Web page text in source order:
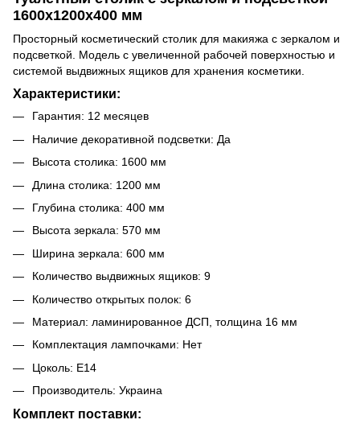
1600х1200х400 мм
Просторный косметический столик для макияжа с зеркалом и
подсветкой. Модель с увеличенной рабочей поверхностью и
системой выдвижных ящиков для хранения косметики.
Характеристики:
Гарантия: 12 месяцев
Наличие декоративной подсветки: Да
Высота столика: 1600 мм
Длина столика: 1200 мм
Глубина столика: 400 мм
Высота зеркала: 570 мм
Ширина зеркала: 600 мм
Количество выдвижных ящиков: 9
Количество открытых полок: 6
Материал: ламинированное ДСП, толщина 16 мм
Комплектация лампочками: Нет
Цоколь: E14
Производитель: Украина
Комплект поставки: